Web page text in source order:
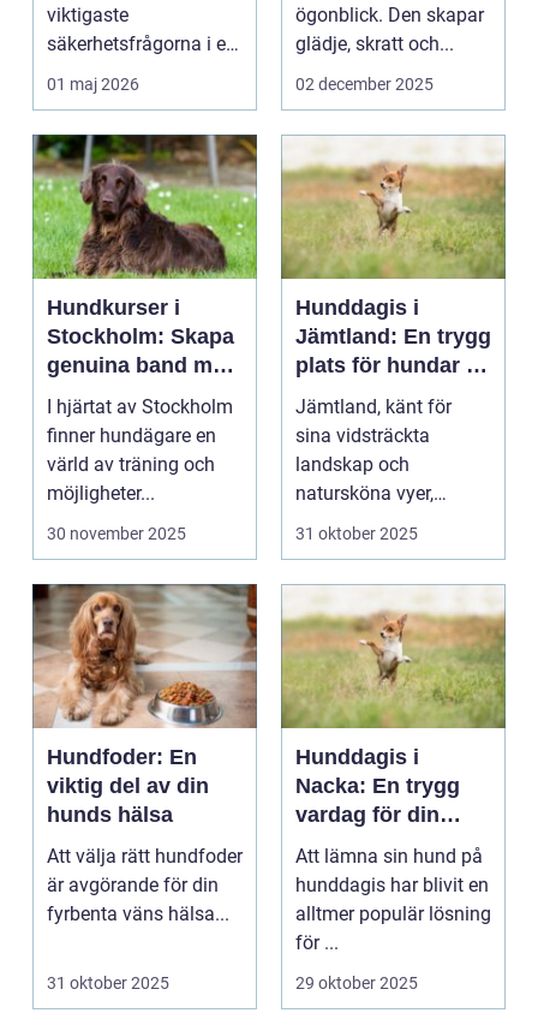
viktigaste
säkerhetsfrågorna i ett
häststall. Runt
Uppsala, me...
01 maj 2026
ögonblick. Den skapar
glädje, skratt och...
02 december 2025
Hundkurser i
Stockholm: Skapa
genuina band med
din hund
I hjärtat av Stockholm
finner hundägare en
värld av träning och
möjligheter...
30 november 2025
Hunddagis i
Jämtland: En trygg
plats för hundar i
vårt vackra
landskap
Jämtland, känt för
sina vidsträckta
landskap och
natursköna vyer,
erbjuder ...
31 oktober 2025
Hundfoder: En
viktig del av din
hunds hälsa
Att välja rätt hundfoder
är avgörande för din
fyrbenta väns hälsa...
31 oktober 2025
Hunddagis i
Nacka: En trygg
vardag för din
fyrbenta vän
Att lämna sin hund på
hunddagis har blivit en
alltmer populär lösning
för ...
29 oktober 2025